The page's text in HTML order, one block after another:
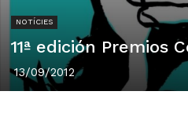
NOTÍCIES
11ª edición Premios
13/09/2012